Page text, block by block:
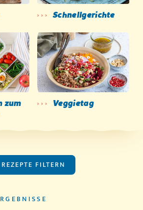
Schnellgerichte
zum
Veggietag
REZEPTE FILTERN